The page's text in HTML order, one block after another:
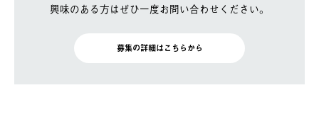
興味のある方はぜひ一度お問い合わせください。
募集の詳細はこちらから